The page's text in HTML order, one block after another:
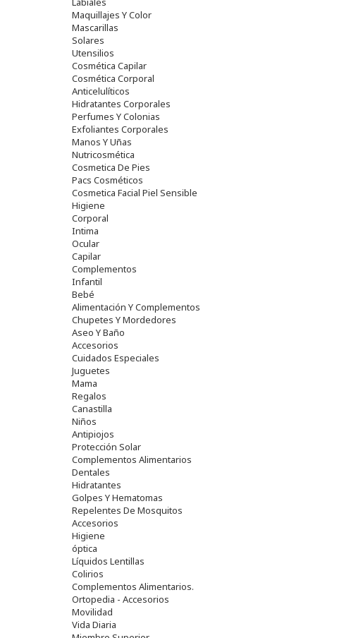
Maquillajes Y Color
Mascarillas
Solares
Utensilios
Cosmética Capilar
Cosmética Corporal
Anticelulíticos
Hidratantes Corporales
Perfumes Y Colonias
Exfoliantes Corporales
Manos Y Uñas
Nutricosmética
Cosmetica De Pies
Pacs Cosméticos
Cosmetica Facial Piel Sensible
Higiene
Corporal
Intima
Ocular
Capilar
Complementos
Infantil
Bebé
Alimentación Y Complementos
Chupetes Y Mordedores
Aseo Y Baño
Accesorios
Cuidados Especiales
Juguetes
Mama
Regalos
Canastilla
Niños
Antipiojos
Protección Solar
Complementos Alimentarios
Dentales
Hidratantes
Golpes Y Hematomas
Repelentes De Mosquitos
Accesorios
Higiene
óptica
Líquidos Lentillas
Colirios
Complementos Alimentarios.
Ortopedia - Accesorios
Movilidad
Vida Diaria